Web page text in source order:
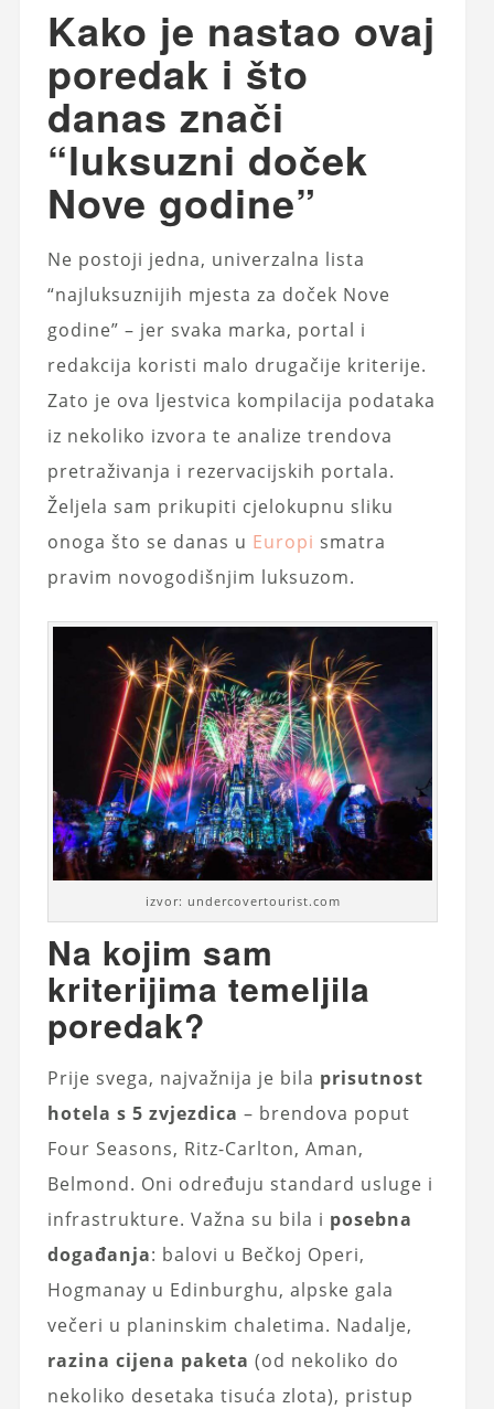
Kako je nastao ovaj
poredak i što
danas znači
“luksuzni doček
Nove godine”
Ne postoji jedna, univerzalna lista
“najluksuznijih mjesta za doček Nove
godine” – jer svaka marka, portal i
redakcija koristi malo drugačije kriterije.
Zato je ova ljestvica kompilacija podataka
iz nekoliko izvora te analize trendova
pretraživanja i rezervacijskih portala.
Željela sam prikupiti cjelokupnu sliku
onoga što se danas u Europi smatra
pravim novogodišnjim luksuzom.
izvor: undercovertourist.com
Na kojim sam
kriterijima temeljila
poredak?
Prije svega, najvažnija je bila prisutnost
hotela s 5 zvjezdica – brendova poput
Four Seasons, Ritz-Carlton, Aman,
Belmond. Oni određuju standard usluge i
infrastrukture. Važna su bila i posebna
događanja: balovi u Bečkoj Operi,
Hogmanay u Edinburghu, alpske gala
večeri u planinskim chaletima. Nadalje,
razina cijena paketa (od nekoliko do
nekoliko desetaka tisuća zlota), pristup